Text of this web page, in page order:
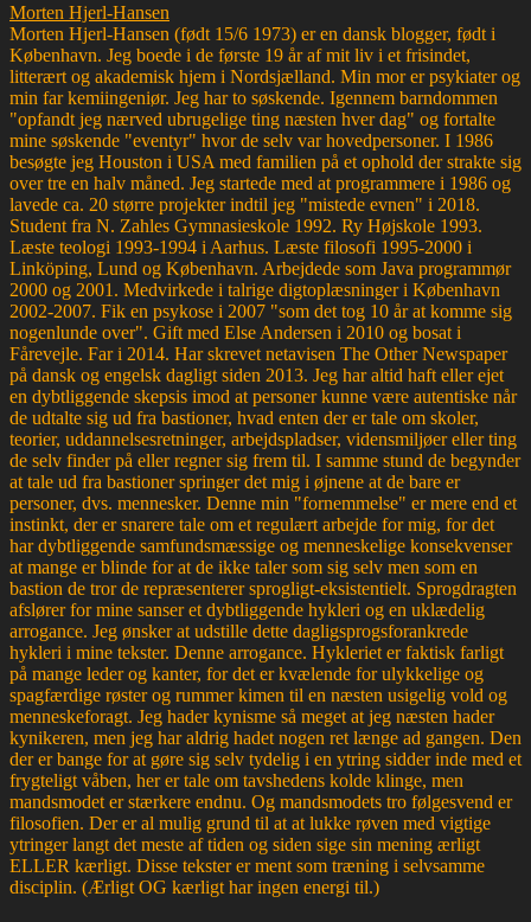
Morten Hjerl-Hansen
Morten Hjerl-Hansen (født 15/6 1973) er en dansk blogger, født i
København. Jeg boede i de første 19 år af mit liv i et frisindet,
litterært og akademisk hjem i Nordsjælland. Min mor er psykiater og
min far kemiingeniør. Jeg har to søskende. Igennem barndommen
"opfandt jeg nærved ubrugelige ting næsten hver dag" og fortalte
mine søskende "eventyr" hvor de selv var hovedpersoner. I 1986
besøgte jeg Houston i USA med familien på et ophold der strakte sig
over tre en halv måned. Jeg startede med at programmere i 1986 og
lavede ca. 20 større projekter indtil jeg "mistede evnen" i 2018.
Student fra N. Zahles Gymnasieskole 1992. Ry Højskole 1993.
Læste teologi 1993-1994 i Aarhus. Læste filosofi 1995-2000 i
Linköping, Lund og København. Arbejdede som Java programmør
2000 og 2001. Medvirkede i talrige digtoplæsninger i København
2002-2007. Fik en psykose i 2007 "som det tog 10 år at komme sig
nogenlunde over". Gift med Else Andersen i 2010 og bosat i
Fårevejle. Far i 2014. Har skrevet netavisen The Other Newspaper
på dansk og engelsk dagligt siden 2013. Jeg har altid haft eller ejet
en dybtliggende skepsis imod at personer kunne være autentiske når
de udtalte sig ud fra bastioner, hvad enten der er tale om skoler,
teorier, uddannelsesretninger, arbejdspladser, vidensmiljøer eller ting
de selv finder på eller regner sig frem til. I samme stund de begynder
at tale ud fra bastioner springer det mig i øjnene at de bare er
personer, dvs. mennesker. Denne min "fornemmelse" er mere end et
instinkt, der er snarere tale om et regulært arbejde for mig, for det
har dybtliggende samfundsmæssige og menneskelige konsekvenser
at mange er blinde for at de ikke taler som sig selv men som en
bastion de tror de repræsenterer sprogligt-eksistentielt. Sprogdragten
afslører for mine sanser et dybtliggende hykleri og en uklædelig
arrogance. Jeg ønsker at udstille dette dagligsprogsforankrede
hykleri i mine tekster. Denne arrogance. Hykleriet er faktisk farligt
på mange leder og kanter, for det er kvælende for ulykkelige og
spagfærdige røster og rummer kimen til en næsten usigelig vold og
menneskeforagt. Jeg hader kynisme så meget at jeg næsten hader
kynikeren, men jeg har aldrig hadet nogen ret længe ad gangen. Den
der er bange for at gøre sig selv tydelig i en ytring sidder inde med et
frygteligt våben, her er tale om tavshedens kolde klinge, men
mandsmodet er stærkere endnu. Og mandsmodets tro følgesvend er
filosofien. Der er al mulig grund til at at lukke røven med vigtige
ytringer langt det meste af tiden og siden sige sin mening ærligt
ELLER kærligt. Disse tekster er ment som træning i selvsamme
disciplin. (Ærligt OG kærligt har ingen energi til.)